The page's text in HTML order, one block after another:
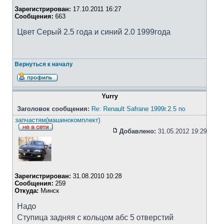
Зарегистрирован: 17.10.2011 16:27
Сообщения: 663
Цвет Серый 2.5 года и синий 2.0 1999года
Вернуться к началу
Yurry
Заголовок сообщения: Re: Renault Safrane 1999г.2.5 по
запчастям(машинокомплект)
Добавлено: 31.05.2012 19:29
Зарегистрирован: 31.08.2010 10:28
Сообщения: 259
Откуда: Минск
Надо
Ступица задняя с кольцом абс 5 отверстий